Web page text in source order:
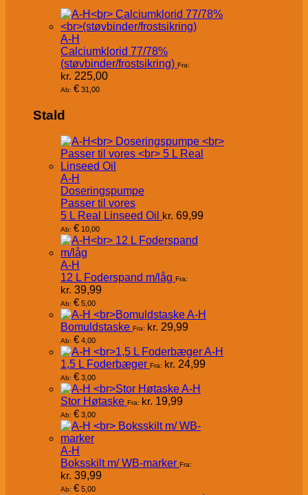
A-H
Calciumklorid 77/78%
(støvbinder/frostsikring) Fra:
kr. 225,00
Ab: € 31,00
Stald
A-H
Doseringspumpe
Passer til vores
5 L Real Linseed Oil kr. 69,99
Ab: € 10,00
A-H
12 L Foderspand m/låg Fra:
kr. 39,99
Ab: € 5,00
A-H
Bomuldstaske Fra: kr. 29,99
Ab: € 4,00
A-H
1,5 L Foderbæger Fra: kr. 24,99
Ab: € 3,00
A-H
Stor Høtaske Fra: kr. 19,99
Ab: € 3,00
A-H
Boksskilt m/ WB-marker Fra:
kr. 39,99
Ab: € 5,00